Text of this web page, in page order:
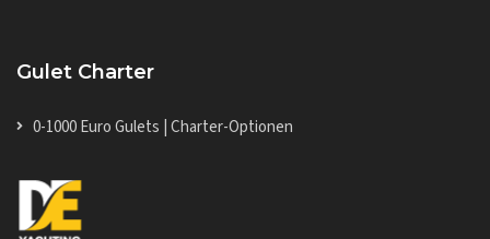
Gulet Charter
0-1000 Euro Gulets | Charter-Optionen